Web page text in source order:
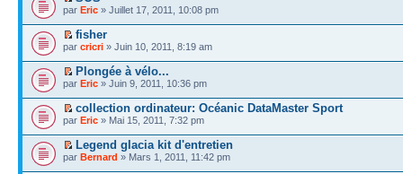
par Eric » Juillet 17, 2011, 10:08 pm
fisher
par cricri » Juin 10, 2011, 8:19 am
Plongée à vélo...
par Eric » Juin 9, 2011, 10:36 pm
collection ordinateur: Océanic DataMaster Sport
par Eric » Mai 15, 2011, 7:32 pm
Legend glacia kit d'entretien
par Bernard » Mars 1, 2011, 11:42 pm